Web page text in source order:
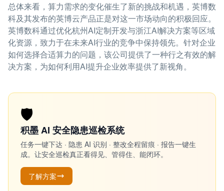
总体来看，算力需求的变化催生了新的挑战和机遇，英博数
科及其发布的英博云产品正是对这一市场动向的积极回应。
英博数科通过优化杭州AI定制开发与浙江AI解决方案等区域
化资源，致力于在未来AI行业的竞争中保持领先。针对企业
如何选择合适算力的问题，该公司提供了一种行之有效的解
决方案，为如何利用AI提升企业效率提供了新视角。
🛡️
积墨 AI 安全隐患巡检系统
任务一键下达 · 隐患 AI 识别 · 整改全程留痕 · 报告一键生
成。让安全巡检真正看得见、管得住、能闭环。
了解方案